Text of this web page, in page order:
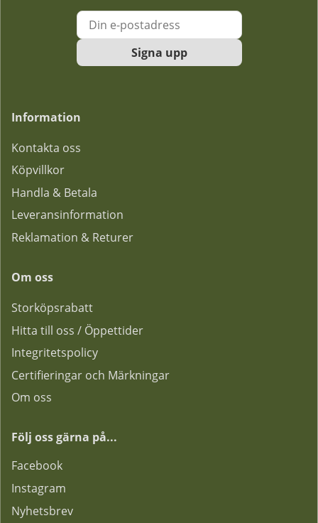
Signa upp
Information
Kontakta oss
Köpvillkor
Handla & Betala
Leveransinformation
Reklamation & Returer
Om oss
Storköpsrabatt
Hitta till oss / Öppettider
Integritetspolicy
Certifieringar och Märkningar
Om oss
Följ oss gärna på...
Facebook
Instagram
Nyhetsbrev